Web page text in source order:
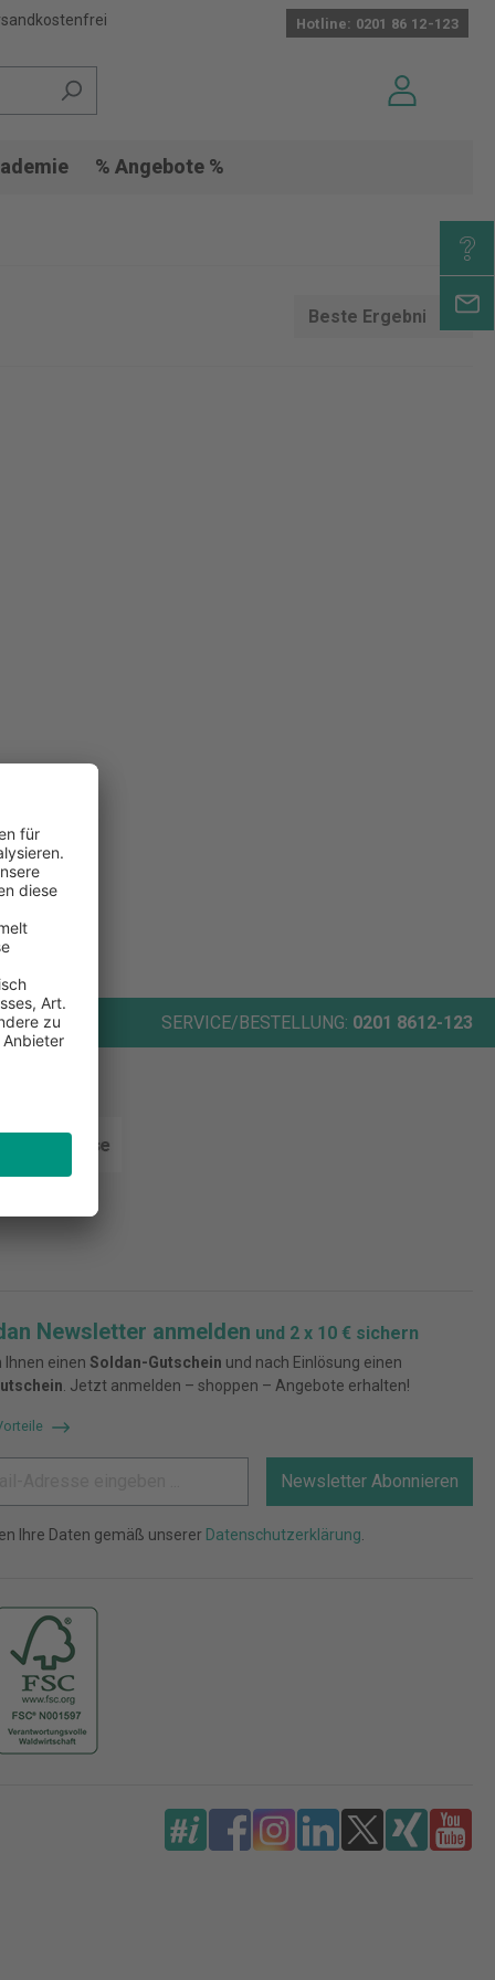
Hotline: 0201 86 12-123
% Angebote %
SERVICE/BESTELLUNG: 0201 8612-123
Newsletter anmelden und 2 x 10 € sichern
Ihnen einen Soldan-Gutschein und nach Einlösung einen
. Jetzt anmelden – shoppen – Angebote erhalten!
Newsletter Abonnieren
Ihre Daten gemäß unserer Datenschutzerklärung